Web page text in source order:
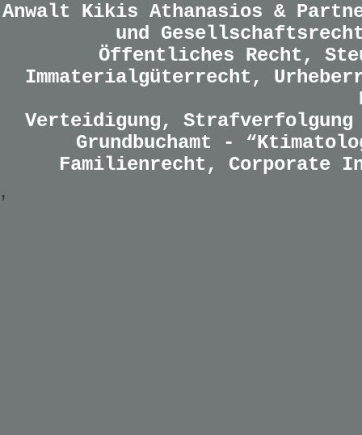
Anwalt Kikis Athanasios &
und
Öffentliches Recht,
Immaterialgüterrecht,
Verteidigung, Strafverfolgung
Grundbuchamt -
Familienrecht, Corporate
,